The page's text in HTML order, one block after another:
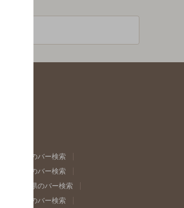
福島県のバー検索
東京都のバー検索
岐阜県のバー検索
奈良県のバー検索